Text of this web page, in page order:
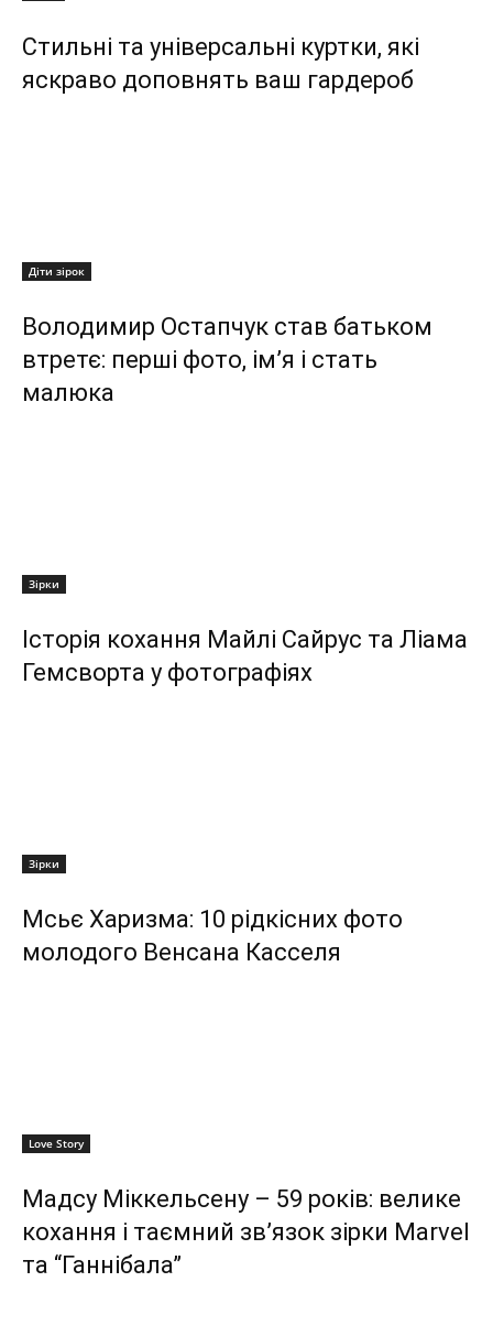
Стильні та універсальні куртки, які
яскраво доповнять ваш гардероб
Діти зірок
Володимир Остапчук став батьком
втретє: перші фото, ім’я і стать
малюка
Зірки
Історія кохання Майлі Сайрус та Ліама
Гемсворта у фотографіях
Зірки
Мсьє Харизма: 10 рідкісних фото
молодого Венсана Касселя
Love Story
Мадсу Міккельсену – 59 років: велике
кохання і таємний зв’язок зірки Marvel
та “Ганнібала”